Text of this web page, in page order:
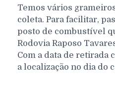
Temos vários
coleta. Para facilitar,
posto de combustível
Rodovia Raposo
Com a data de retirada
a localização no dia do